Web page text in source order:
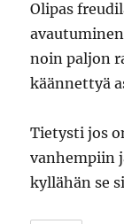
Olipas
noin paljon
käännettyä
Tietysti jos
vanhempiin
kyllähän se